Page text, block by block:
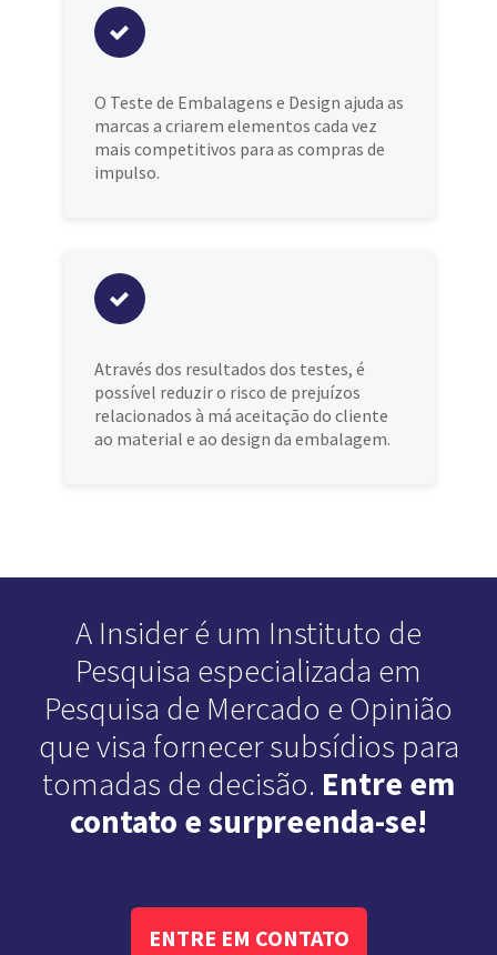
O Teste de Embalagens e Design ajuda as
marcas a criarem elementos cada vez
mais competitivos para as compras de
impulso.
Através dos resultados dos testes, é
possível reduzir o risco de prejuízos
relacionados à má aceitação do cliente
ao material e ao design da embalagem.
A Insider é um Instituto de
Pesquisa especializada em
Pesquisa de Mercado e Opinião
que visa fornecer subsídios para
tomadas de decisão. Entre em
contato e surpreenda-se!
ENTRE EM CONTATO